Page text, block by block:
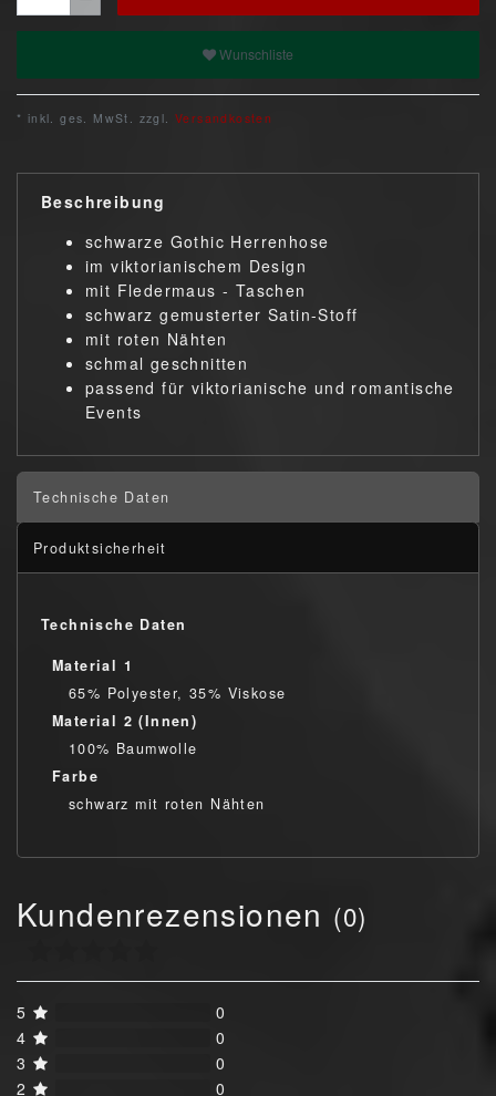
Wunschliste
* inkl. ges. MwSt. zzgl. Versandkosten
Beschreibung
schwarze Gothic Herrenhose
im viktorianischem Design
mit Fledermaus - Taschen
schwarz gemusterter Satin-Stoff
mit roten Nähten
schmal geschnitten
passend für viktorianische und romantische
Events
Technische Daten
Produktsicherheit
Technische Daten
Material 1
65% Polyester, 35% Viskose
Material 2 (Innen)
100% Baumwolle
Farbe
schwarz mit roten Nähten
Kundenrezensionen (0)
5
0
4
0
3
0
2
0